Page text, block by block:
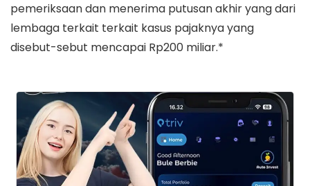
pemeriksaan dan menerima putusan akhir yang dari
lembaga terkait terkait kasus pajaknya yang
disebut-sebut mencapai Rp200 miliar.*